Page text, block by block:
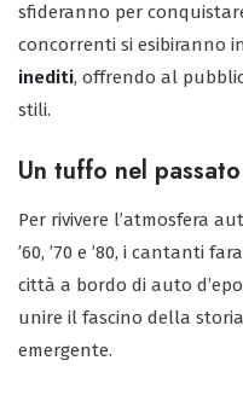
sfideranno per
concorrenti si esibiranno
inediti, offrendo al
stili.
Un tuffo nel
Per rivivere l’atmosfera
’60, ’70 e ’80, i cantanti
città a bordo di auto
unire il fascino della
emergente.